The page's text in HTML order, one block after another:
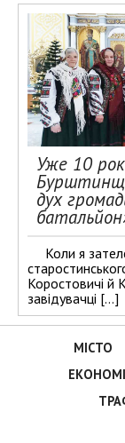
Уже 10
дух
Коли я
Коростовичі й
завідувачці […]
МІСТО